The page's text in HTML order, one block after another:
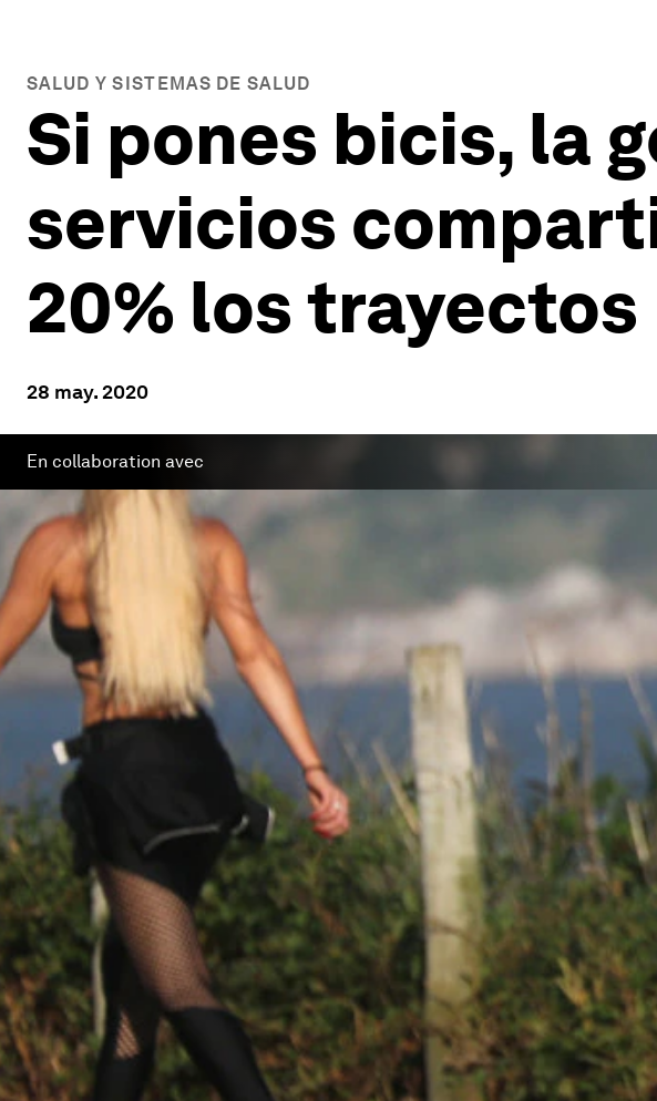
SALUD Y SISTEMAS DE SALUD
Si pones bicis, la
servicios
20% los trayectos
28 may. 2020
En collaboration avec